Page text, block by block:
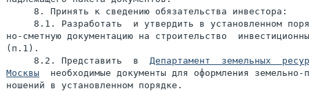
     8. Принять к сведению обязательства инвестора:
8.1. Разработать  и утвердить в установленном
но-сметную документацию на строительство
(п.1).
     8.2. Представить  в
Департамент  земельных
Москвы
необходимые документы для оформления земельно-
ношений в установленном порядке.